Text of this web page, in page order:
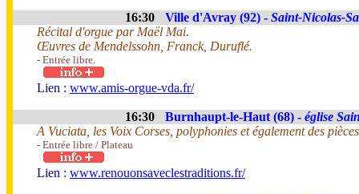
16:30 Ville d'Avray (92) - Saint-Nicolas-
Récital d'orgue par Maël Mai.
Œuvres de Mendelssohn, Franck, Duruflé.
- Entrée libre.
Lien : www.amis-orgue-vda.fr/
16:30 Burnhaupt-le-Haut (68) - église
A Vuciata, les Voix Corses, polyphonies et également des
- Entrée libre / Plateau
Lien : www.renouonsaveclestraditions.fr/